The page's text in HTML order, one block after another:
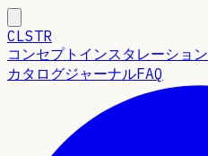
CLSTR
コンセプト インスタレーション
カタログジャーナルFAQ